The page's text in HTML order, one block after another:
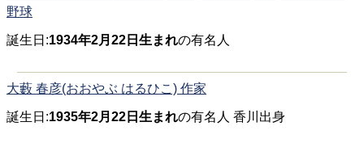
野球
誕生日:1934年2月22日生まれの有名人
大藪 春彦(おおやぶ はるひこ) 作家
誕生日:1935年2月22日生まれの有名人 香川出身